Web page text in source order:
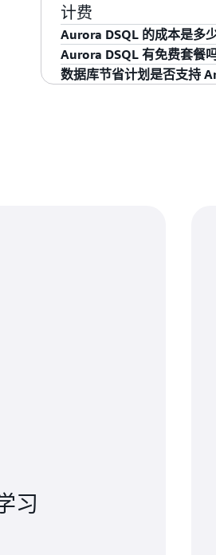
Aurora DSQL 才会自动
更新时不造成停机或对
Aurora DSQL 可自动处
计费
Aurora DSQL 的成本是多少
费用将根据您的使用量
（DPU）和 2/ 存储。
Aurora DSQL 有免费套餐吗
有，AWS Free Tier 为
数据库节省计划是否支持
习